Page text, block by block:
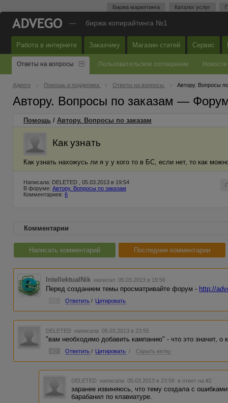
Биржа маркетинга Каталог услуг
— биржа копирайтинга №1
Работа в интернете Заказчику Магазин статей Сервис
Ответы на вопросы Пользовательское соглашение Новости
Адвего Помощь и поддержка Ответы на вопросы Автору. Вопросы
Автору. Вопросы по заказам —
Помощь / Автору. Вопросы по заказам
Как узнать
Как узнать нахожусь ли я у у кого то в БС, если нет, то как
Написала: DELETED , 05.03.2013 в 19:54
В форуме: Автору. Вопросы по заказам
Комментариев: 6
Комментарии
Написать комментарий Последние комментарии
IntellektualNik написал 05.03.2013 в 19:56
Перед созданием темы просматривайте форум - http://
Ответить / Цитировать
DELETED написала 05.03.2013 в 23:55
"вам необходимо добавить кампанию" - что это значит, о
Ответить / Цитировать / Скрыть ветку
DELETED написала 05.03.2013 в 23:58 в ответ на #2
заранее извиняюсь, что тему создала с
барабанил по клавиатуре.